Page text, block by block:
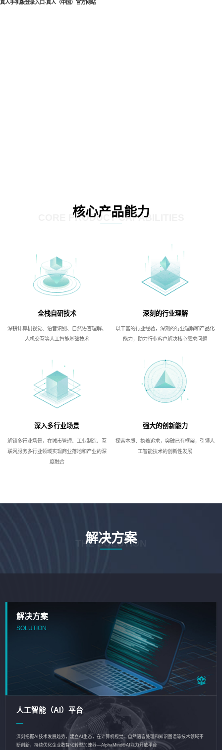
真人手机版登录入口-真人（中国）官方网站
核心产品能力
CORE PRODUCT CAPABILITIES
全栈自研技术
深耕计算机视觉、语音识别、自然语言理解、
人机交互等人工智能基础技术
深刻的行业理解
以丰富的行业经验，深刻的行业理解和产品化
能力，助力行业客户解决核心需求问题
深入多行业场景
解锁多行业场景，在城市管理、工业制造、互
联网服务多行业领域实现商业落地和产业的深
度融合
强大的创新能力
探索本质、执着追求，突破已有框架，引领人
工智能技术的创新性发展
解决方案
THE SOLUTION
解决方案
SOLUTION
人工智能（AI）平台
深刻把握AI技术发展趋势，建立AI生态，在计算机视觉、自然语言处理和知识图谱等技术领域不
断创新，持续优化企业数智化转型加速器—AlphaMind®AI能力开放平台